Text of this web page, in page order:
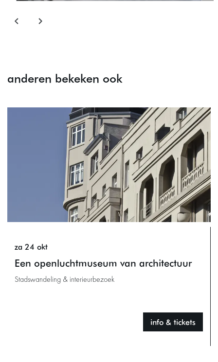
anderen bekeken ook
Een openluchtmuseum van architectuur
Stadswandeling & interieurbezoek
za 24 okt
info & tickets